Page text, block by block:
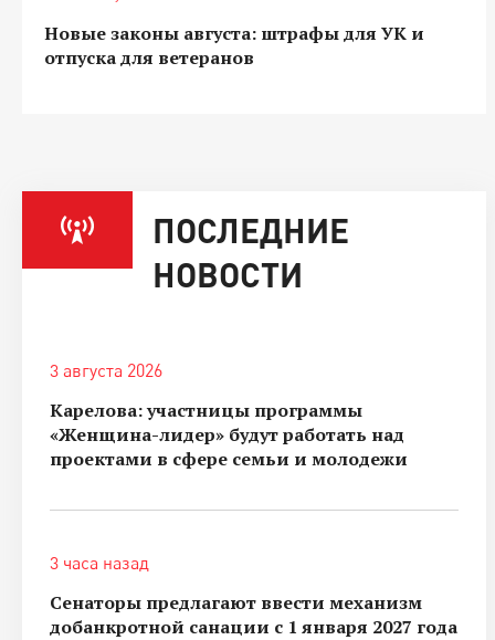
Новые законы августа: штрафы для УК и
отпуска для ветеранов
ПОСЛЕДНИЕ
НОВОСТИ
3 августа 2026
Карелова: участницы программы
«Женщина-лидер» будут работать над
проектами в сфере семьи и молодежи
3 часа назад
Сенаторы предлагают ввести механизм
добанкротной санации с 1 января 2027 года